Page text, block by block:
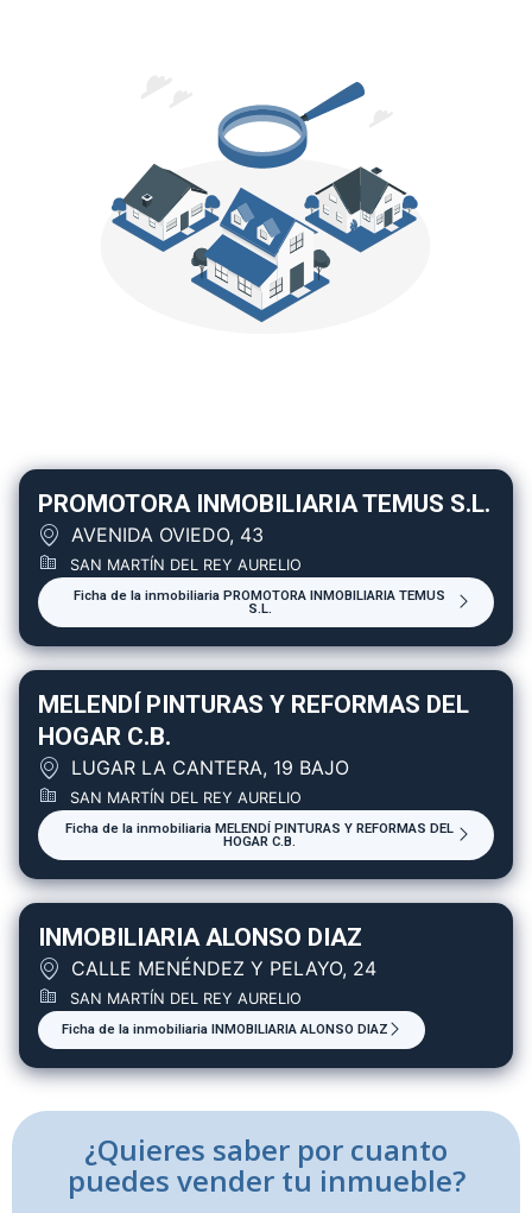
PROMOTORA INMOBILIARIA TEMUS S.L.
AVENIDA OVIEDO, 43
SAN MARTÍN DEL REY AURELIO
Ficha de la inmobiliaria PROMOTORA INMOBILIARIA TEMUS
S.L.
MELENDÍ PINTURAS Y REFORMAS DEL
HOGAR C.B.
LUGAR LA CANTERA, 19 BAJO
SAN MARTÍN DEL REY AURELIO
Ficha de la inmobiliaria MELENDÍ PINTURAS Y REFORMAS DEL
HOGAR C.B.
INMOBILIARIA ALONSO DIAZ
CALLE MENÉNDEZ Y PELAYO, 24
SAN MARTÍN DEL REY AURELIO
Ficha de la inmobiliaria INMOBILIARIA ALONSO DIAZ
¿Quieres saber por cuanto
puedes vender tu inmueble?